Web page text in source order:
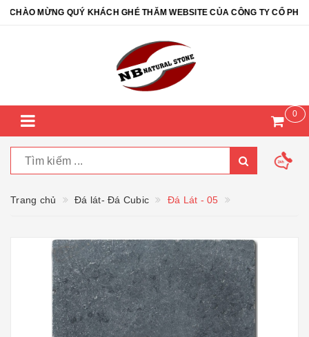
MỪNG QUÝ KHÁCH GHÉ THĂM WEBSITE CỦA CÔNG TY CỔ
0
Trang chủ Đá lát- Đá Cubic Đá Lát - 05